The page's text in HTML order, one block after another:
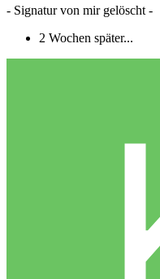
- Signatur von mir gelöscht -
2 Wochen später...